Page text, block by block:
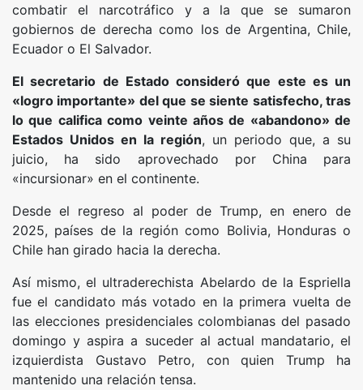
combatir el narcotráfico y a la que se sumaron
gobiernos de derecha como los de Argentina, Chile,
Ecuador o El Salvador.
El secretario de Estado consideró que este es un
«logro importante» del que se siente satisfecho, tras
lo que califica como veinte años de «abandono» de
Estados Unidos en la región, un periodo que, a su
juicio, ha sido aprovechado por China para
«incursionar» en el continente.
Desde el regreso al poder de Trump, en enero de
2025, países de la región como Bolivia, Honduras o
Chile han girado hacia la derecha.
Así mismo, el ultraderechista Abelardo de la Espriella
fue el candidato más votado en la primera vuelta de
las elecciones presidenciales colombianas del pasado
domingo y aspira a suceder al actual mandatario, el
izquierdista Gustavo Petro, con quien Trump ha
mantenido una relación tensa.